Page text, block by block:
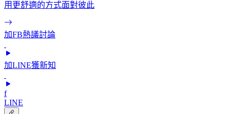
用更舒適的方式面對彼此
加FB熱議討論
加LINE獲新知
f
LINE